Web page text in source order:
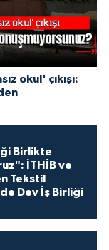
okul' çıkışı:
Birlikte
İTHİB ve
Tekstil
Dev İş Birliği